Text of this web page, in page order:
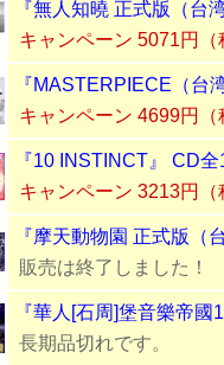
『無人知曉 正式版（台
キャンペーン 5071円（
『MASTERPIECE（台
キャンペーン 4699円（
『10 INSTINCT』 CD
キャンペーン 3213円（
『摩天動物園 正式版（
販売は終了しました！
『華人[石周]堡音樂帝
長期品切れです。